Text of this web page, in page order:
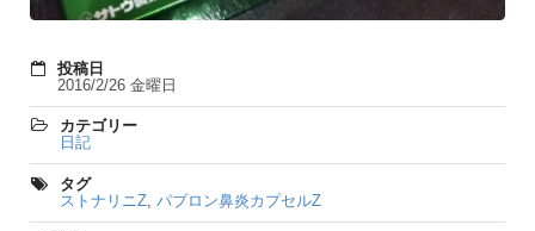
投稿日
2016/2/26 金曜日
カテゴリー
日記
タグ
ストナリニZ, パブロン鼻炎カプセルZ